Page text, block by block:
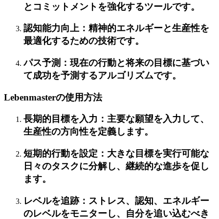
とコミットメントを強化するツールです。
認知能力向上：精神的エネルギーと生産性を
最適化するための技術です。
パス予測：現在の行動と将来の目標に基づい
て成功を予測するアルゴリズムです。
Lebenmasterの使用方法
長期的目標を入力：主要な願望を入力して、
生産性の方向性を定義します。
短期的行動を設定：大きな目標を実行可能な
日々のタスクに分解し、継続的な進歩を促し
ます。
レベルを追跡：ストレス、認知、エネルギー
のレベルをモニターし、自分を追い込むべき